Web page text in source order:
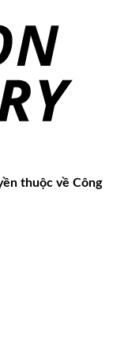
thuộc về Công